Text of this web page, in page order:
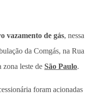
vazamento de gás, nessa
da Comgás, na Rua
zona leste de São Paulo.
foram acionadas